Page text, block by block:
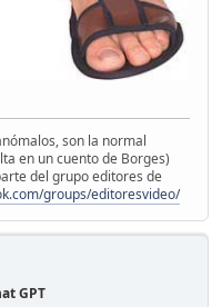
son la normal
en un cuento de Borges)
del grupo editores de
groups/editoresvideo/
GPT